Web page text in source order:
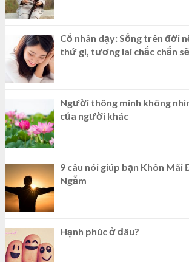
Cổ nhân dạy: Sống trên đời
thứ gì, tương lai chắc chắn
Người thông minh không
của người khác
9 câu nói giúp bạn Khôn Mãi
Ngẫm
Hạnh phúc ở đâu?